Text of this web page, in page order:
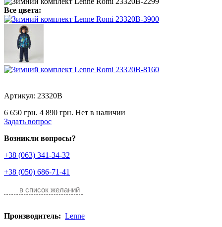
Все цвета:
Артикул: 23320B
6 650 грн. 4 890 грн. Нет в наличии
Задать вопрос
Возникли вопросы?
+38 (063) 341-34-32
+38 (050) 686-71-41
в список желаний
Производитель: Lenne